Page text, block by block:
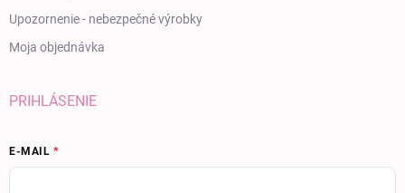
Upozornenie - nebezpečné výrobky
Moja objednávka
PRIHLÁSENIE
E-MAIL